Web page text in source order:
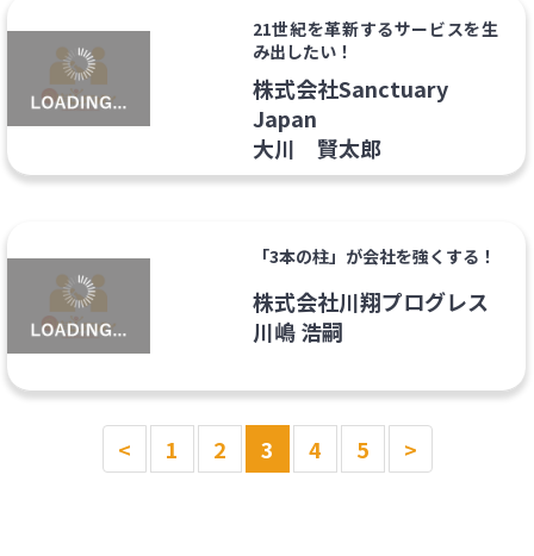
21世紀を革新するサービスを生
み出したい！
株式会社Sanctuary
Japan
大川 賢太郎
「3本の柱」が会社を強くする！
株式会社川翔プログレス
川嶋 浩嗣
< 1 2 3 4 5 >